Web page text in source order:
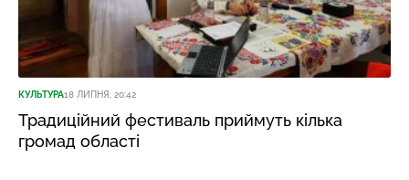
КУЛЬТУРА18 ЛИПНЯ, 20:42
Традиційний фестиваль приймуть кілька
громад області